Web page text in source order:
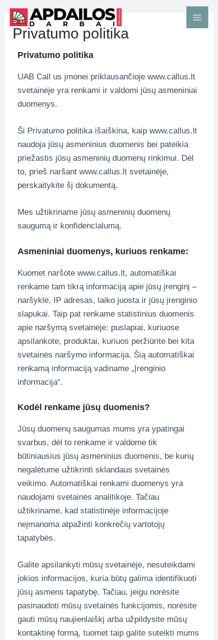
Pereiti
turinioPrivatumo politika
Privatumo politika
UAB Call us įmonei priklausančioje www.callus.lt
svetainėje yra renkami ir valdomi jūsų asmeniniai
duomenys.
Ši Privatumo politika išaiškina, kaip www.callus.lt
naudoja jūsų asmeninius duomenis bei pateikia
priežastis jūsų asmeninių duomenų rinkimui. Dėl
to, prieš naršant www.callus.lt svetainėje,
perskaitykite šį dokumentą.
Mes užtikriname jūsų asmeninių duomenų
saugumą ir konfidencialumą.
Asmeniniai duomenys, kuriuos renkame:
Kuomet naršote www.callus.lt, automatiškai
renkame tam tikrą informaciją apie jūsų įrenginį –
naršyklė, IP adresas, laiko juosta ir jūsų įrenginio
slapukai. Taip pat renkame statistinius duomenis
apie naršymą svetainėje: puslapiai, kuriuose
apsilankote, produktai, kuriuos peržiūrite bei kita
svetainės naršymo informacija. Šią automatiškai
renkamą informaciją vadiname „Įrenginio
informacija“.
Kodėl renkame jūsų duomenis?
Jūsų duomenų saugumas mums yra ypatingai
svarbus, dėl to renkame ir valdome tik
būtiniausius jūsų asmeninius duomenis, be kurių
negalėtume užtikrinti sklandaus svetainės
veikimo. Automatiškai renkami duomenys yra
naudojami svetainės analitikoje. Tačiau
užtikriname, kad statistinėje informacijoje
neįmanoma atpažinti konkrečių vartotojų
tapatybės.
Galite apsilankyti mūsų svetainėje, nesuteikdami
jokios informacijos, kuria būtų galima identifikuoti
jūsų asmens tapatybę. Tačiau, jeigu norėsite
pasinaudoti mūsų svetainės funkcijomis, norėsite
gauti mūsų naujienlaiškį arba užpildysite mūsų
kontaktinę formą, tuomet taip galite suteikti mums